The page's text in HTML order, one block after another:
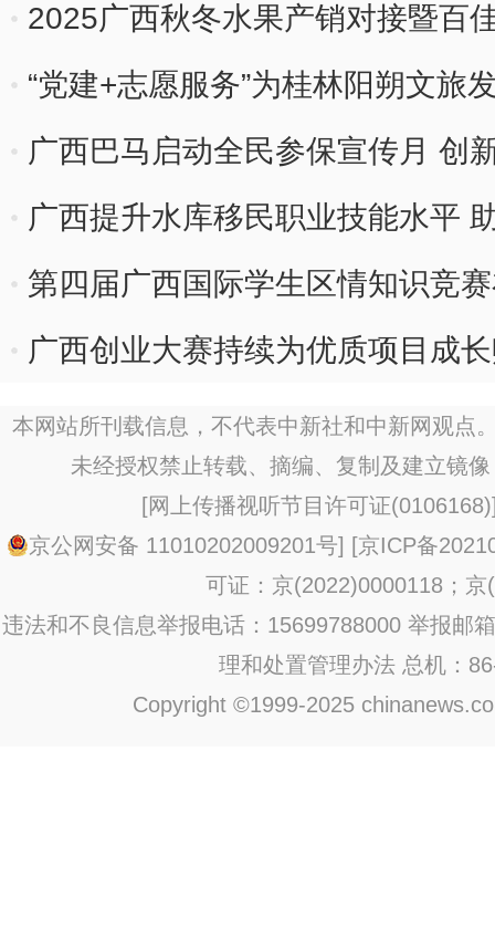
2025广西秋冬水果产销对接暨百
幕
“党建+志愿服务”为桂林阳朔文旅
广西巴马启动全民参保宣传月 创
广西提升水库移民职业技能水平
第四届广西国际学生区情知识竞
广西创业大赛持续为优质项目成
本网站所刊载信息，不代表中新社和中新网观点
未经授权禁止转载、摘编、复制及建立镜
[网上传播视听节目许可证(0106168)
京公网安备 11010202009201号] [京ICP备
可证：京(2022)0000118；京
违法和不良信息举报电话：15699788000 举报邮
理和处置管理办法 总机：
Copyright ©1999-2025